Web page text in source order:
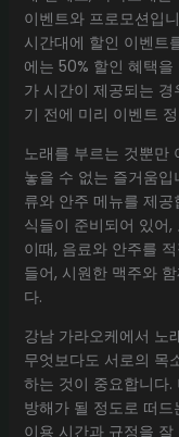
이벤트와 프로모션입
시간대에 할인 이벤트
에는 50% 할인 혜택
가 시간이 제공되는
기 전에 미리 이벤트
노래를 부르는 것뿐만
놓을 수 없는 즐거움
류와 안주 메뉴를 제
식들이 준비되어 있어
이때, 음료와 안주를
들어, 시원한 맥주와
다.
강남 가라오케에서 노
무엇보다도 서로의 목
하는 것이 중요합니다
방해가 될 정도로 떠
이용 시간과 규정을